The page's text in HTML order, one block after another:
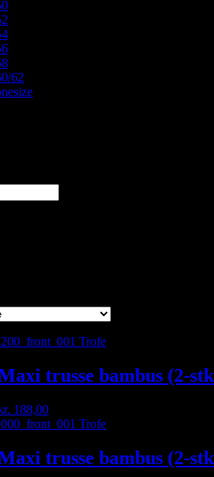
62
trusse bambus (2-
235,00.
188,00Current
price
kr. 188,00.
trusse bambus (2-